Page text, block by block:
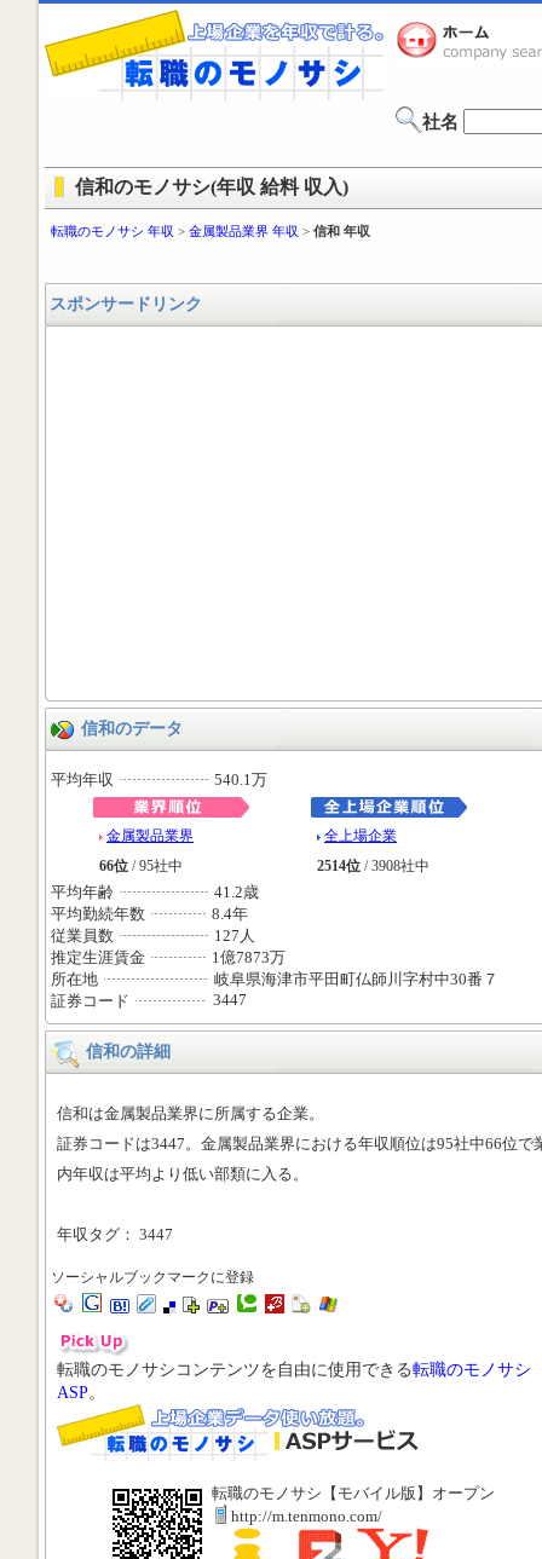
社名
信和のモノサシ(年収 給料 収入)
転職のモノサシ 年収 > 金属製品業界 年収 > 信和 年収
スポンサードリンク
信和のデータ
平均年収 540.1万
金属製品業界
66位 / 95社中
全上場企業
2514位 / 3908社中
平均年齢
41.2歳
平均勤続年数
8.4年
従業員数
127人
推定生涯賃金
1億7873万
所在地
岐阜県海津市平田町仏師川字村中30番７
証券コード
3447
信和の詳細
信和は金属製品業界に所属する企業。
証券コードは3447。金属製品業界における年収順位は95社中66位で
内年収は平均より低い部類に入る。
年収タグ： 3447
ソーシャルブックマークに登録
転職のモノサシコンテンツを自由に使用できる転職のモノサシ
ASP。
転職のモノサシ【モバイル版】オープン
http://m.tenmono.com/